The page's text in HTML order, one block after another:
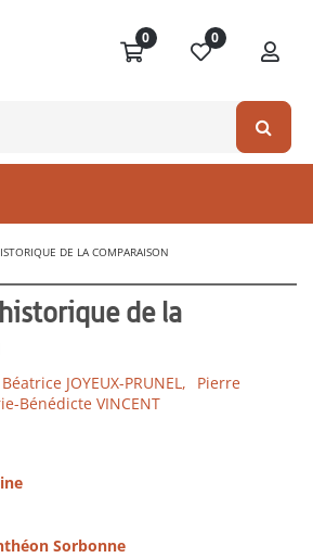
0 0
DE LA COMPARAISON
de la
Béatrice JOYEUX-PRUNEL,
Pierre
Bénédicte VINCENT
Sorbonne